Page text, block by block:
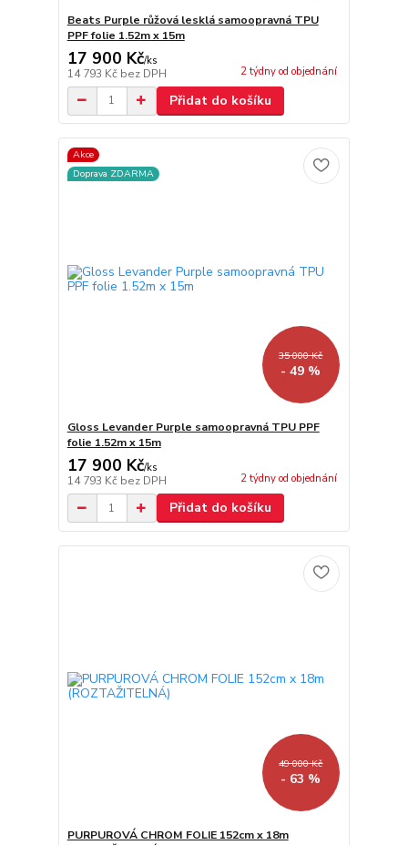
Beats Purple růžová lesklá samoopravná TPU
PPF folie 1.52m x 15m
17 900 Kč/ks
14 793 Kč bez DPH 2 týdny od objednání
Přidat do košíku
Akce
Doprava ZDARMA
35 000 Kč
- 49 %
Gloss Levander Purple samoopravná TPU PPF
folie 1.52m x 15m
17 900 Kč/ks
14 793 Kč bez DPH 2 týdny od objednání
Přidat do košíku
49 000 Kč
- 63 %
PURPUROVÁ CHROM FOLIE 152cm x 18m